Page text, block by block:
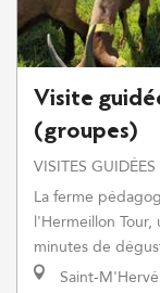
Visite
(groupes)
VISITES GUIDÉES
La ferme
l'Hermeillon
minutes de
Saint-M'Hervé